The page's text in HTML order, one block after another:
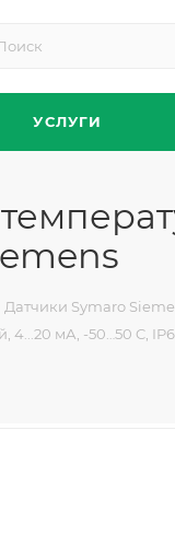
УСЛУГИ
Датчики Symaro
мА, -50…50 C,